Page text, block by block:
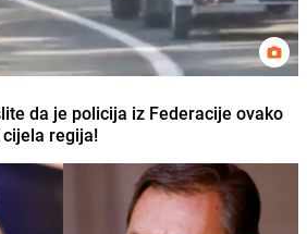
da je policija iz Federacije ovako
cijela regija!